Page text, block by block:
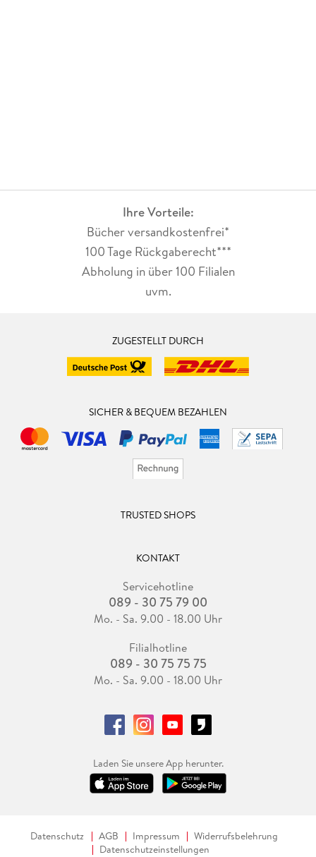
Ihre Vorteile:
Bücher versandkostenfrei*
100 Tage Rückgaberecht***
Abholung in über 100 Filialen
uvm.
ZUGESTELLT DURCH
SICHER & BEQUEM BEZAHLEN
TRUSTED SHOPS
KONTAKT
Servicehotline
089 - 30 75 79 00
Mo. - Sa. 9.00 - 18.00 Uhr
Filialhotline
089 - 30 75 75 75
Mo. - Sa. 9.00 - 18.00 Uhr
Laden Sie unsere App herunter.
Datenschutz AGB Impressum
Widerrufsbelehrung
Datenschutzeinstellungen